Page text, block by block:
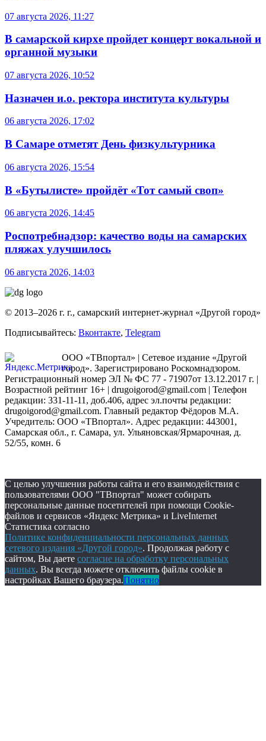
07 августа 2026, 11:27
В самарской кирхе пройдет концерт вокальной и
органной музыки
07 августа 2026, 10:52
Назначен и.о. ректора института культуры
06 августа 2026, 17:02
В Самаре отметят День физкультурника
06 августа 2026, 15:54
В «Бутылисте» пройдёт «Тот самый своп»
06 августа 2026, 14:45
Роспотребнадзор: качество воды на самарских
пляжах улучшилось
06 августа 2026, 14:03
© 2013–2026 г. г., самарский интернет-журнал «Другой город»
Подписывайтесь: Вконтакте, Telegram
ООО «ТВпортал» | Сетевое издание «Другой
город». Зарегистрировано Роскомнадзором.
Регистрационный номер ЭЛ № ФС 77 - 71907от 13.12.2017 г. |
Возрастной рейтинг 16+ | drugoigorod@gmail.com | Телефон
редакции: 331-11-11, доб.406, адрес эл.почты редакции:
drugoigorod@gmail.com. Главный редактор Фёдоров М.А.
Учредитель: ООО «ТВпортал». Адрес редакции: 443001,
Самарская обл., г. Самара, ул. Ульяновская/Ярмарочная, д.
52/55, комн. 6
С целью улучшения работы сайта и его взаимодействия с
пользователями ООО "ТВпортал" может собирать
персональные данные посетителей при помощи Cookie-
файлов и сервисов «Яндекс Метрика» и LiveInternet
Статистика согласно
Политике конфиденциальности персональных данных
сетевого издания «Другой город». Продолжая работу с
сайтом, Вы даете согласие на обработку персональных
данных. Вы всегда можете отключить файлы cookie в
настройках Вашего браузера.Понятно